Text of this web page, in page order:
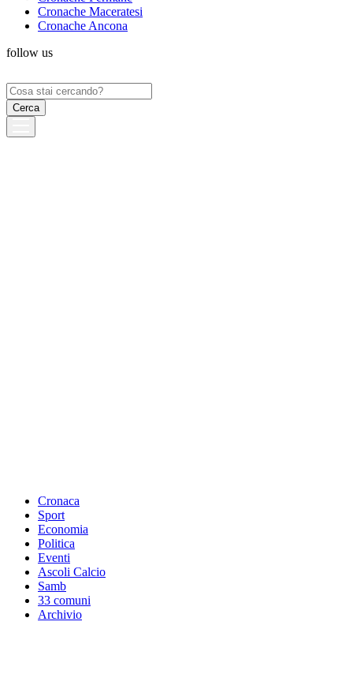
Cronache Maceratesi
Cronache Ancona
follow us
Ricerca
per:
Cronaca
Sport
Economia
Politica
Eventi
Ascoli Calcio
Samb
33 comuni
Archivio